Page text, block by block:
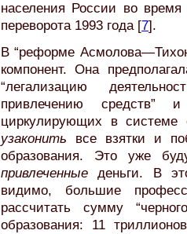
населения России во время
переворота 1993 года [7].
В “реформе
компонент. Она
“легализацию
привлечению средств”
циркулирующих в системе
узаконить все взятки и
образования. Это уже
привлеченные деньги. В
видимо, большие
рассчитать сумму
образования: 11